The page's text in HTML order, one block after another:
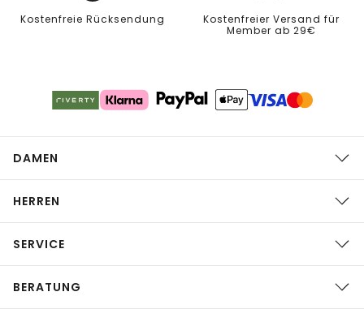
Kostenfreie Rücksendung
Kostenfreier Versand für
Member ab 29€
DAMEN
HERREN
SERVICE
BERATUNG